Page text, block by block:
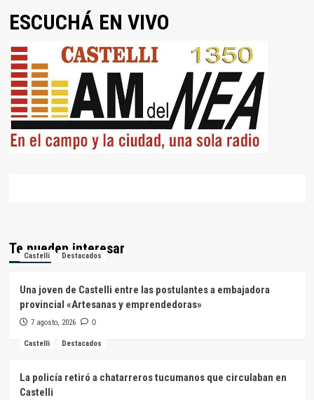
ESCUCHÁ EN VIVO
Te pueden interesar
Castelli Destacados
Una joven de Castelli entre las postulantes a embajadora
provincial «Artesanas y emprendedoras»
7 agosto, 2026 0
Castelli Destacados
La policía retiró a chatarreros tucumanos que circulaban en
Castelli